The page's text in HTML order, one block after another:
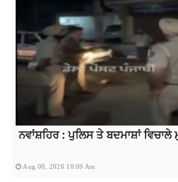
ਨਵਾਂਸ਼ਹਿਰ : ਪੁਲਿਸ ਤੇ ਬਦਮਾਸ਼ਾਂ
Aug 08, 2026 10:09 Am